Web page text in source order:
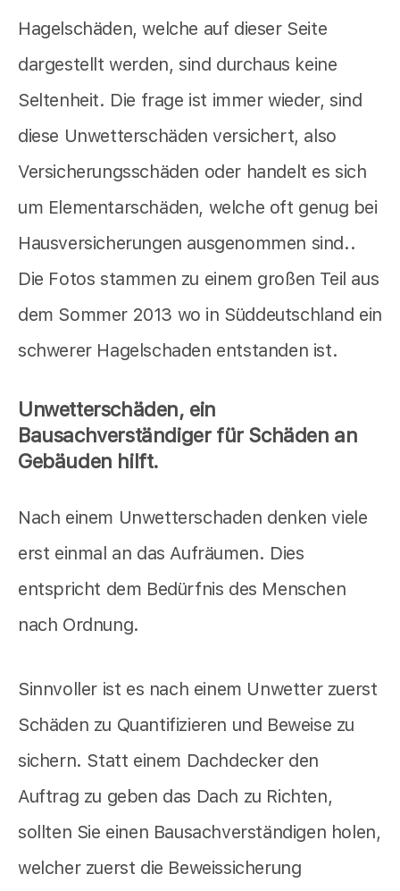
Hagelschäden, welche auf dieser Seite
dargestellt werden, sind durchaus keine
Seltenheit. Die frage ist immer wieder, sind
diese Unwetterschäden versichert, also
Versicherungsschäden oder handelt es sich
um Elementarschäden, welche oft genug bei
Hausversicherungen ausgenommen sind..
Die Fotos stammen zu einem großen Teil aus
dem Sommer 2013 wo in Süddeutschland ein
schwerer Hagelschaden entstanden ist.
Unwetterschäden, ein
Bausachverständiger für Schäden an
Gebäuden hilft.
Nach einem Unwetterschaden denken viele
erst einmal an das Aufräumen. Dies
entspricht dem Bedürfnis des Menschen
nach Ordnung.
Sinnvoller ist es nach einem Unwetter zuerst
Schäden zu Quantifizieren und Beweise zu
sichern. Statt einem Dachdecker den
Auftrag zu geben das Dach zu Richten,
sollten Sie einen Bausachverständigen holen,
welcher zuerst die Beweissicherung